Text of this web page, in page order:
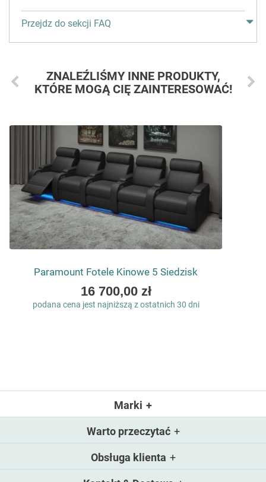
Przejdz do sekcji FAQ
ZNALEŹLIŚMY INNE PRODUKTY,
KTÓRE MOGĄ CIĘ ZAINTERESOWAĆ!
Paramount Fotele Kinowe 5 Siedzisk
As
low
16 700,00 zł
podana cena jest najniższą z ostatnich 30 dni
Marki
Warto przeczytać
Obsługa klienta